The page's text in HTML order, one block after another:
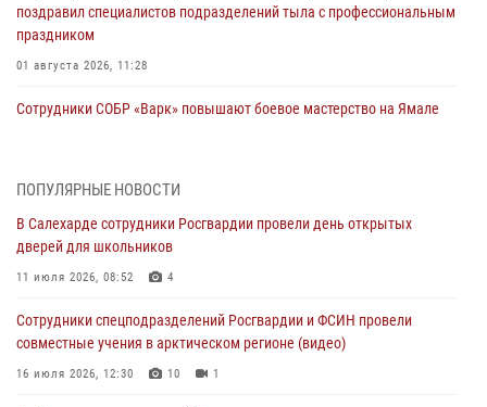
поздравил специалистов подразделений тыла с профессиональным
праздником
01 августа 2026, 11:28
Сотрудники СОБР «Варк» повышают боевое мастерство на Ямале
Офицеры спецназа Росгвардии провели практическое занятие для
29 июля 2026, 10:42
В Уральском округе Росгвардии состоялось заседание
29 июля 2026, 10:39
Сотрудники СОБР «Варк» приняли участие в чемпионате Уральского
ПОПУЛЯРНЫЕ НОВОСТИ
В Салехарде сотрудники Росгвардии провели день открытых
дверей для школьников
11 июля 2026, 08:52 4
Сотрудники спецподразделений Росгвардии и ФСИН провели
совместные учения в арктическом регионе (видео)
16 июля 2026, 12:30 10 1